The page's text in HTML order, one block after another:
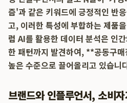
즘'과 같은 키워드에 긍정적인 반
고, 이러한 특성에 부합하는 제품
럼 AI를 활용한 데이터 분석은 인
한 패턴까지 발견하여, **공동구
높은 수준으로 끌어올리고 있습니
브랜드와 인플루언서, 소비